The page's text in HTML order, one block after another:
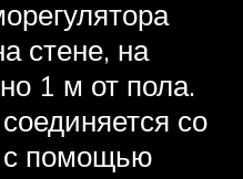
стене, на
1 м от пола.
со
с помощью